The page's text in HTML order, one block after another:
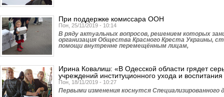
При поддержке комиссара ООН
Пон, 25/11/2019 - 10:14
В ряду актуальных вопросов, решением которых
организация Общества Красного Креста Украины,
помощи внутренне перемещённым лицам,
Ирина Ковалиш: «В Одесской области грядет
учреждений институционного ухода и
Пон, 18/11/2019 - 10:27
Первыми изменения коснутся Специали­зированного